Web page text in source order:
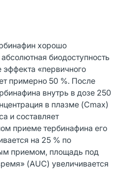
хорошо
биодоступность
эффекта «первичного
примерно 50 %. После
внутрь в дозе 250
в плазме (Cmax)
и составляет
приеме тербинафина его
на 25 % по
приемом, площадь под
(AUC) увеличивается